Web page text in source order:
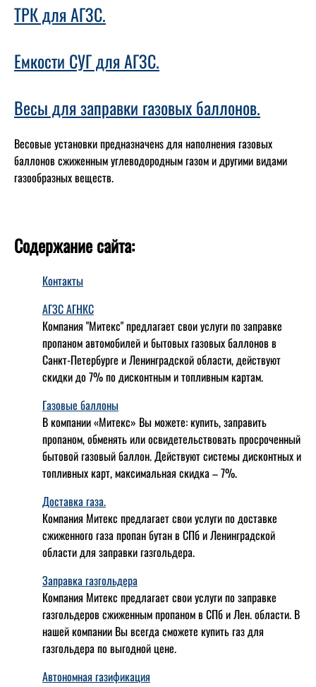
ТРК для АГЗС.
Емкости СУГ для АГЗС.
Весы для заправки газовых баллонов.
Весовые установки предназначенs для наполнения газовых
баллонов сжиженным углеводородным газом и другими видами
газообразных веществ.
Содержание сайта:
Контакты
АГЗС АГНКС
Компания "Митекс" предлагает свои услуги по заправке
пропаном автомобилей и бытовых газовых баллонов в
Санкт-Петербурге и Ленинградской области, действуют
скидки до 7% по дисконтным и топливным картам.
Газовые баллоны
В компании «Митекс» Вы можете: купить, заправить
пропаном, обменять или освидетельствовать просроченный
бытовой газовый баллон. Действуют системы дисконтных и
топливных карт, максимальная скидка – 7%.
Доставка газа.
Компания Митекс предлагает свои услуги по доставке
сжиженного газа пропан бутан в СПб и Ленинградской
области для заправки газгольдера.
Заправка газгольдера
Компания Митекс предлагает свои услуги по заправке
газгольдеров сжиженным пропаном в СПб и Лен. области. В
нашей компании Вы всегда сможете купить газ для
газгольдера по выгодной цене.
Автономная газификация